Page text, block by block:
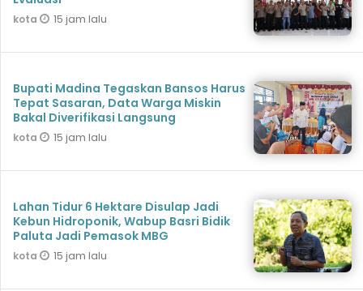
kota 15 jam lalu
Bupati Madina Tegaskan Bansos Harus
Tepat Sasaran, Data Warga Miskin
Bakal Diverifikasi Langsung
kota 15 jam lalu
Lahan Tidur 6 Hektare Disulap Jadi
Kebun Hidroponik, Wabup Basri Bidik
Paluta Jadi Pemasok MBG
kota 15 jam lalu